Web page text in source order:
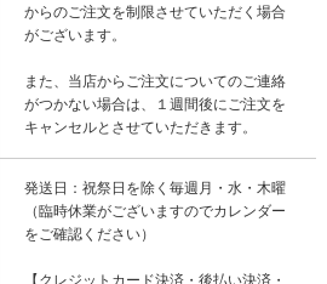
からのご注文を制限させていただく場合
がございます。
また、当店からご注文についてのご連絡
がつかない場合は、１週間後にご注文を
キャンセルとさせていただきます。
発送日：祝祭日を除く毎週月・水・木曜
（臨時休業がございますのでカレンダー
をご確認ください）